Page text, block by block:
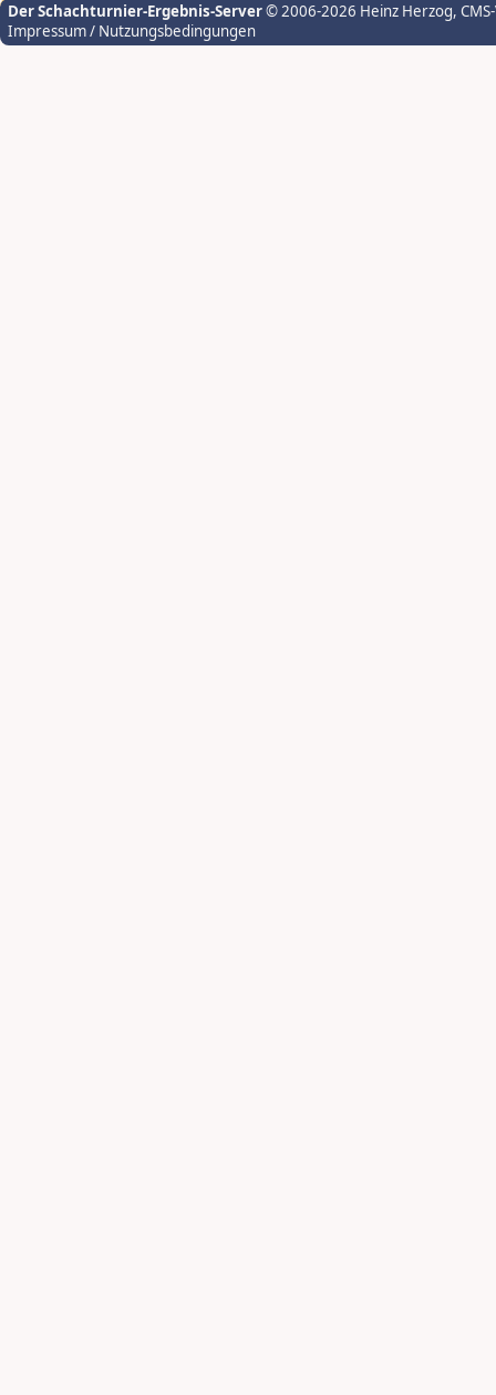
Der Schachturnier-Ergebnis-Server© 2006-2026 Heinz Herzog,
Impressum / Nutzungsbedingungen